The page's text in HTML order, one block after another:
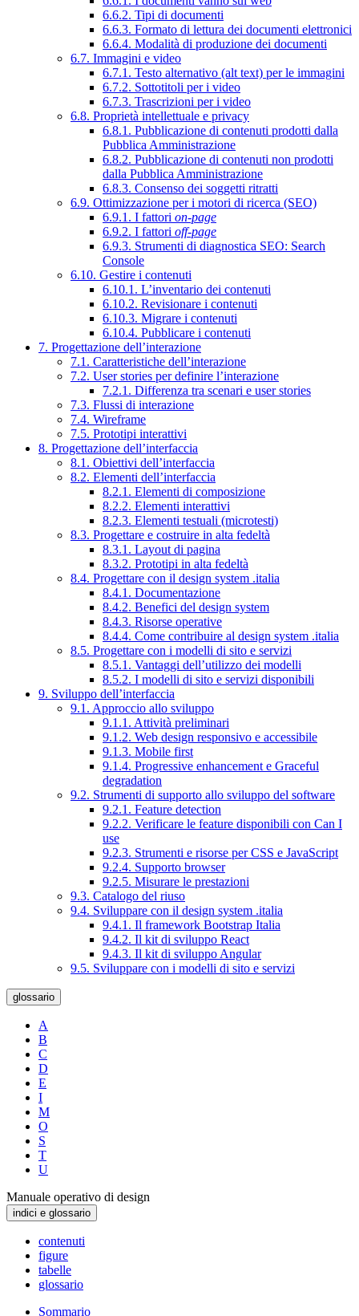
6.6.2. Tipi di documenti
6.6.3. Formato di lettura dei documenti elettronici
6.6.4. Modalità di produzione dei documenti
6.7. Immagini e video
6.7.1. Testo alternativo (alt text) per le immagini
6.7.2. Sottotitoli per i video
6.7.3. Trascrizioni per i video
6.8. Proprietà intellettuale e privacy
6.8.1. Pubblicazione di contenuti prodotti dalla
Pubblica Amministrazione
6.8.2. Pubblicazione di contenuti non prodotti
dalla Pubblica Amministrazione
6.8.3. Consenso dei soggetti ritratti
6.9. Ottimizzazione per i motori di ricerca (SEO)
6.9.1. I fattori on-page
6.9.2. I fattori off-page
6.9.3. Strumenti di diagnostica SEO: Search
Console
6.10. Gestire i contenuti
6.10.1. L’inventario dei contenuti
6.10.2. Revisionare i contenuti
6.10.3. Migrare i contenuti
6.10.4. Pubblicare i contenuti
7. Progettazione dell’interazione
7.1. Caratteristiche dell’interazione
7.2. User stories per definire l’interazione
7.2.1. Differenza tra scenari e user stories
7.3. Flussi di interazione
7.4. Wireframe
7.5. Prototipi interattivi
8. Progettazione dell’interfaccia
8.1. Obiettivi dell’interfaccia
8.2. Elementi dell’interfaccia
8.2.1. Elementi di composizione
8.2.2. Elementi interattivi
8.2.3. Elementi testuali (microtesti)
8.3. Progettare e costruire in alta fedeltà
8.3.1. Layout di pagina
8.3.2. Prototipi in alta fedeltà
8.4. Progettare con il design system .italia
8.4.1. Documentazione
8.4.2. Benefici del design system
8.4.3. Risorse operative
8.4.4. Come contribuire al design system .italia
8.5. Progettare con i modelli di sito e servizi
8.5.1. Vantaggi dell’utilizzo dei modelli
8.5.2. I modelli di sito e servizi disponibili
9. Sviluppo dell’interfaccia
9.1. Approccio allo sviluppo
9.1.1. Attività preliminari
9.1.2. Web design responsivo e accessibile
9.1.3. Mobile first
9.1.4. Progressive enhancement e Graceful
degradation
9.2. Strumenti di supporto allo sviluppo del software
9.2.1. Feature detection
9.2.2. Verificare le feature disponibili con Can I
use
9.2.3. Strumenti e risorse per CSS e JavaScript
9.2.4. Supporto browser
9.2.5. Misurare le prestazioni
9.3. Catalogo del riuso
9.4. Sviluppare con il design system .italia
9.4.1. Il framework Bootstrap Italia
9.4.2. Il kit di sviluppo React
9.4.3. Il kit di sviluppo Angular
9.5. Sviluppare con i modelli di sito e servizi
glossario
A
B
C
D
E
I
M
O
S
T
U
Manuale operativo di design
indici e glossario
contenuti
figure
tabelle
glossario
Sommario